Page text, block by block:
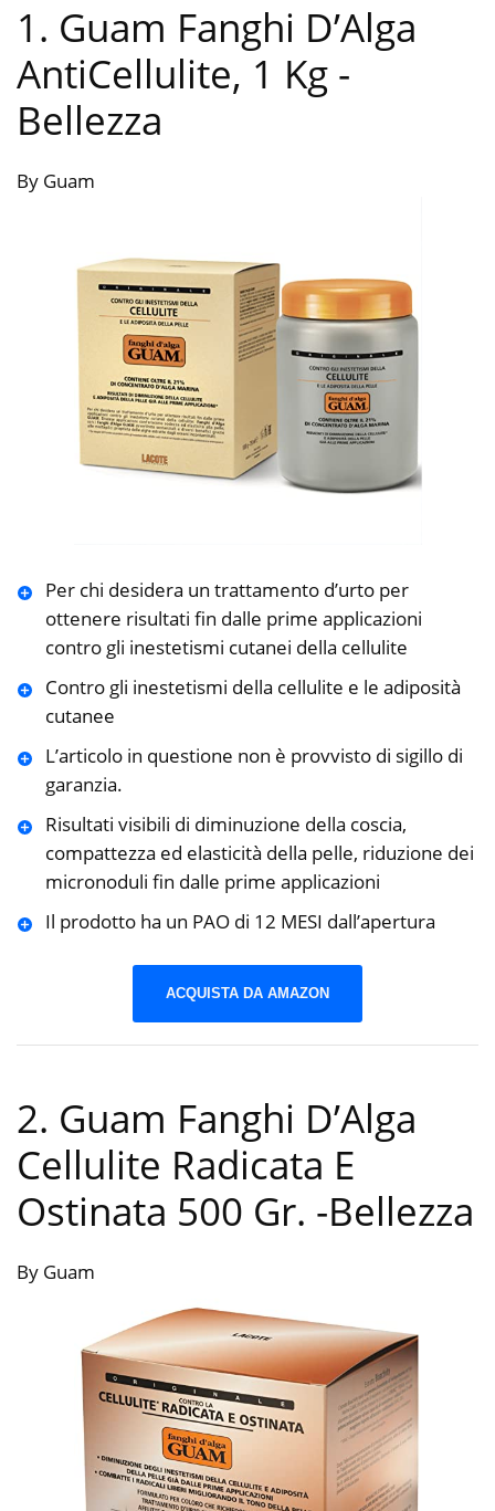
1. Guam Fanghi D’Alga
AntiCellulite, 1 Kg -
Bellezza
By Guam
Per chi desidera un trattamento d’urto per
ottenere risultati fin dalle prime applicazioni
contro gli inestetismi cutanei della cellulite
Contro gli inestetismi della cellulite e le adiposità
cutanee
L’articolo in questione non è provvisto di sigillo di
garanzia.
Risultati visibili di diminuzione della coscia,
compattezza ed elasticità della pelle, riduzione dei
micronoduli fin dalle prime applicazioni
Il prodotto ha un PAO di 12 MESI dall’apertura
ACQUISTA DA AMAZON
2. Guam Fanghi D’Alga
Cellulite Radicata E
Ostinata 500 Gr. -Bellezza
By Guam